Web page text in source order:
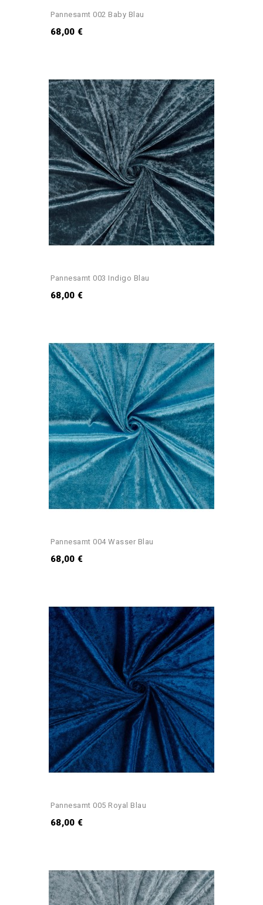
Pannesamt 002 Baby Blau
68,00 €
Pannesamt 003 Indigo Blau
68,00 €
Pannesamt 004 Wasser Blau
68,00 €
Pannesamt 005 Royal Blau
68,00 €